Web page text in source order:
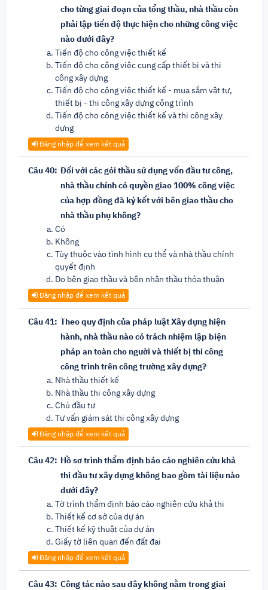
cho từng giai đoạn của tổng thầu, nhà thầu còn
phải lập tiến độ thực hiện cho những công việc
nào dưới đây?
Tiến độ cho công việc thiết kế
Tiến độ cho công việc cung cấp thiết bị và thi
công xây dựng
Tiến độ cho công việc thiết kế - mua sắm vật tư,
thiết bị - thi công xây dựng công trình
Tiến độ cho công việc thiết kế và thi công xây
dựng
Đăng nhập để xem kết quả
Câu 40: Đối với các gói thầu sử dụng vốn đầu tư công,
nhà thầu chính có quyền giao 100% công việc
của hợp đồng đã ký kết với bên giao thầu cho
nhà thầu phụ không?
Có
Không
Tùy thuộc vào tình hình cụ thể và nhà thầu chính
quyết định
Do bên giao thầu và bên nhận thầu thỏa thuận
Đăng nhập để xem kết quả
Câu 41: Theo quy định của pháp luật Xây dựng hiện
hành, nhà thầu nào có trách nhiệm lập biện
pháp an toàn cho người và thiết bị thi công
công trình trên công trường xây dựng?
Nhà thầu thiết kế
Nhà thầu thi công xây dựng
Chủ đầu tư
Tư vấn giám sát thi công xây dựng
Đăng nhập để xem kết quả
Câu 42: Hồ sơ trình thẩm định báo cáo nghiên cứu khả
thi đầu tư xây dựng không bao gồm tài liệu nào
dưới đây?
Tờ trình thẩm định báo cáo nghiên cứu khả thi
Thiết kế cơ sở của dự án
Thiết kế kỹ thuật của dự án
Giấy tờ liên quan đến đất đai
Đăng nhập để xem kết quả
Câu 43: Công tác nào sau đây không nằm trong giai